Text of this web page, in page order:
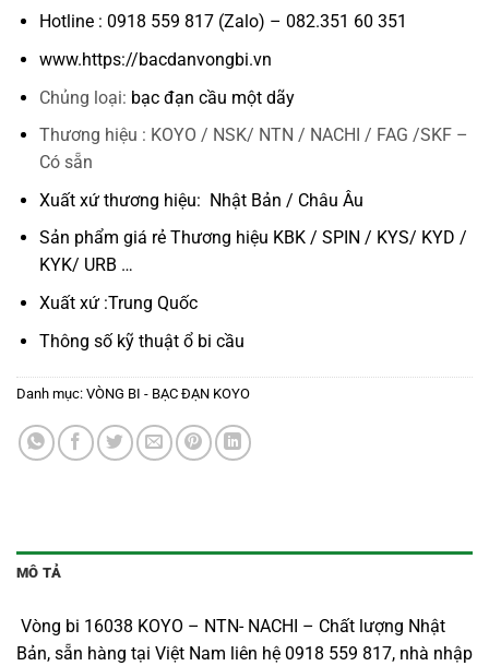
Hotline : 0918 559 817 (Zalo) – 082.351 60 351
www.https://bacdanvongbi.vn
Chủng loại: bạc đạn cầu một dãy
Thương hiệu : KOYO / NSK/ NTN / NACHI / FAG /SKF –
Có sẵn
Xuất xứ thương hiệu: Nhật Bản / Châu Âu
Sản phẩm giá rẻ Thương hiệu KBK / SPIN / KYS/ KYD /
KYK/ URB …
Xuất xứ :Trung Quốc
Thông số kỹ thuậtổ bi cầu
Danh mục: VÒNG BI - BẠC ĐẠN KOYO
MÔ TẢ
Vòng bi 16038 KOYO – NTN- NACHI – Chất lượng Nhật
Bản, sẵn hàng tại Việt Nam liên hệ 0918 559 817, nhà nhập